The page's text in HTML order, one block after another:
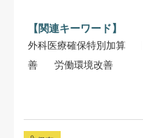
【関連キーワード】
外科医療確保特別加算
善
労働環境改善